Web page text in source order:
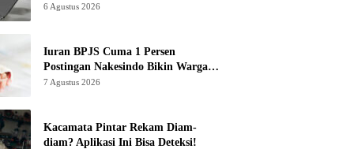
6 Agustus 2026
Iuran BPJS Cuma 1 Persen
Postingan Nakesindo Bikin Warganet
Murka
7 Agustus 2026
Kacamata Pintar Rekam Diam-
diam? Aplikasi Ini Bisa Deteksi!